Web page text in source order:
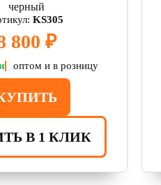
черный
KS305
800 ₽
оптом и в розницу
В 1 КЛИК